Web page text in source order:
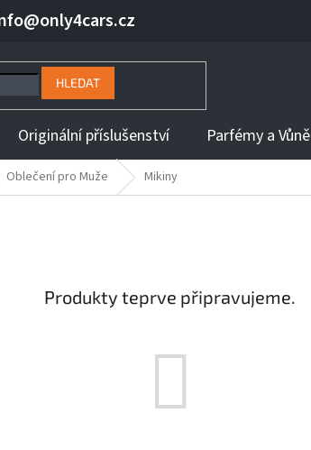
KUPNÍ SMLOUVY INFORMACE K DOBĚ DODÁNÍ ZBOŽÍ
HLEDAT
Originální příslušenství Parfémy a Vůně
Oblečení pro Muže Mikiny
Produkty teprve připravujeme.